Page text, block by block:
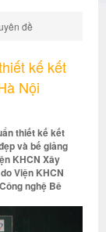
đề
kế kết
Nội
thiết kế kết
và bế giảng
KHCN Xây
Viện KHCN
nghệ Bê